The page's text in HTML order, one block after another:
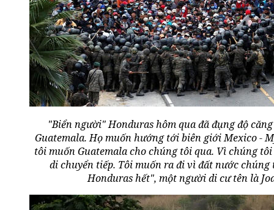
"Biển người" Honduras hôm qua đã đụng độ
Guatemala. Họ muốn hướng tới biên giới Mexico -
tôi muốn Guatemala cho chúng tôi qua. Vì chúng
di chuyển tiếp. Tôi muốn ra đi vì đất nước
Honduras hết", một người di cư tên là